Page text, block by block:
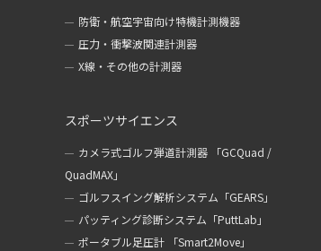
防衛・航空宇宙向け特機計測機器
圧力・衝撃波関連計測器
X線・その他の計測器
スポーツサイエンス
カメラ式ゴルフ弾道計測器 「GCQuad /
QuadMAX」
ゴルフスイング解析システム「GEARS」
パッティング診断システム「PuttLab」
ポータブル足圧計 「Smart2Move」